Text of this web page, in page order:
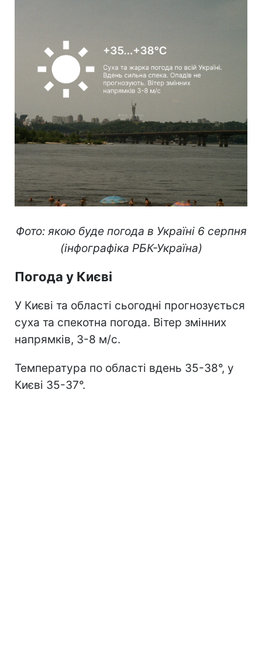
Фото: якою буде погода в Україні 6 серпня
(інфографіка РБК-Україна)
Погода у Києві
У Києві та області сьогодні прогнозується
суха та спекотна погода. Вітер змінних
напрямків, 3-8 м/с.
Температура по області вдень 35-38°, у
Києві 35-37°.